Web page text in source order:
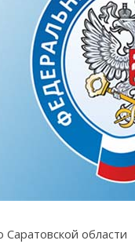
области